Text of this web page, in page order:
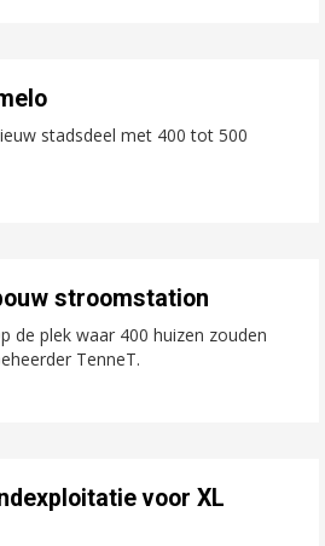
stadsdeel met 400 tot 500
stroomstation
de plek waar 400 huizen zouden
TenneT.
voor XL